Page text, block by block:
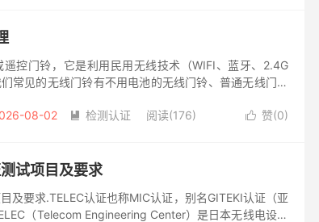
控门铃，它是利用民用无线技术（WIFI、蓝牙、2.4G
常见的无线门铃有不用电池的无线门铃、普通无线门铃
 赞(0)
08-02  检测认证 阅读(176)
试项目及要求
及要求.TELEC认证也称MIC认证，别名GITEKI认证（亚
（Telecom Engineering Center）是日本无线电设备